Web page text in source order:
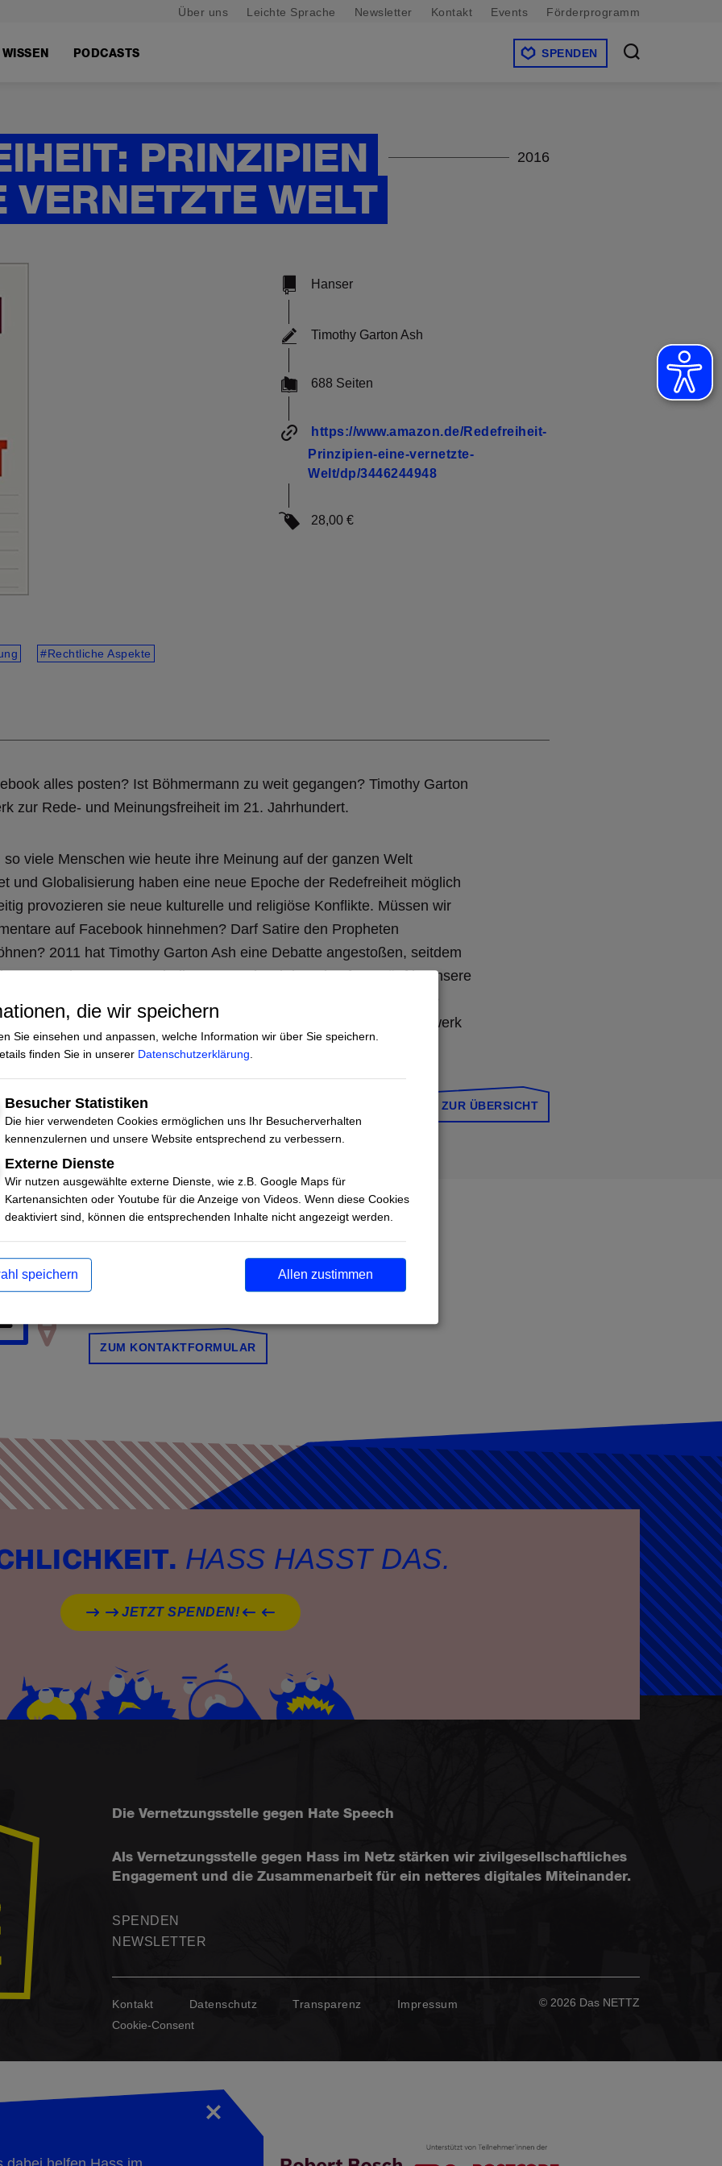
Über uns Leichte Sprache Newsletter Kontakt Events Förderprogramm
WISSEN PODCASTS SPENDEN
PRINZIPIEN
VERNETZTE WELT
2016
Rechtliche Aspekte
Hanser
Timothy Garton Ash
688 Seiten
https://www.amazon.de/Redefreiheit-
Prinzipien-eine-vernetzte-
Welt/dp/3446244948
28,00 €
alles posten? Ist Böhmermann zu weit gegangen? Timothy Garton
zur Rede- und Meinungsfreiheit im 21. Jahrhundert.
viele Menschen wie heute ihre Meinung auf der ganzen Welt
und Globalisierung haben eine neue Epoche der Redefreiheit möglich
provozieren sie neue kulturelle und religiöse Konflikte. Müssen wir
auf Facebook hinnehmen? Darf Satire den Propheten
2011 hat Timothy Garton Ash eine Debatte angestoßen, seitdem
aus der ganzen Welt die Frage, wie wir in Zukunft vernünftig unsere
sichern können. Es ist der Stoff für sein neues Buch: Ein Standardwerk
21. Jahrhundert.
ZUR ÜBERSICHT
Deine Publikation ist nicht dabei?
Dann schick' uns doch bitte mehr
ZUM KONTAKTFORMULAR
HASS HASST DAS.
JETZT SPENDEN!
Die Vernetzungsstelle gegen Hate Speech
Als Vernetzungsstelle gegen Hass im Netz stärken wir zivilgesellschaftliches
Engagement und die Zusammenarbeit für ein netteres digitales Miteinander.
SPENDEN
NEWSLETTER
Kontakt Datenschutz Transparenz
Impressum
Cookie-Consent
© 2026 Das NETTZ
die wir speichern
Sie einsehen und anpassen, welche Information wir über Sie speichern.
finden Sie in unserer Datenschutzerklärung.
Besucher Statistiken
Die hier verwendeten Cookies ermöglichen uns Ihr Besucherverhalten
kennenzulernen und unsere Website entsprechend zu verbessern.
Externe Dienste
Wir nutzen ausgewählte externe Dienste, wie z.B. Google Maps für
Kartenansichten oder Youtube für die Anzeige von Videos. Wenn diese Cookies
deaktiviert sind, können die entsprechenden Inhalte nicht angezeigt werden.
Allen zustimmen
speichern